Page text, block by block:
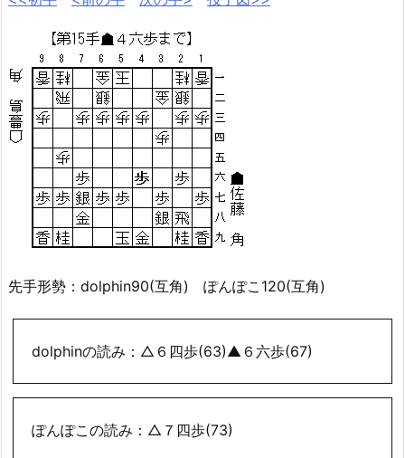
先手形勢：dolphin90(互角) ぽんぽこ120(互角)
dolphinの読み：△６四歩(63)▲６六歩(67)
ぽんぽこの読み：△７四歩(73)